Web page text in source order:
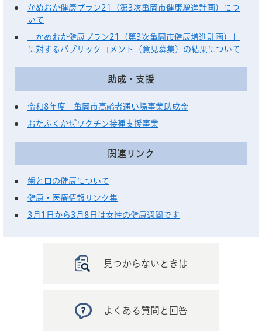
かめおか健康プラン21（第3次亀岡市健康増進計画）につ
いて
「かめおか健康プラン21（第3次亀岡市健康増進計画）」
に対するパブリックコメント（意見募集）の結果について
助成・支援
令和8年度 亀岡市高齢者通い場事業助成金
おたふくかぜワクチン接種支援事業
関連リンク
歯と口の健康について
健康・医療情報リンク集
3月1日から3月8日は女性の健康週間です
見つからないときは
よくある質問と回答